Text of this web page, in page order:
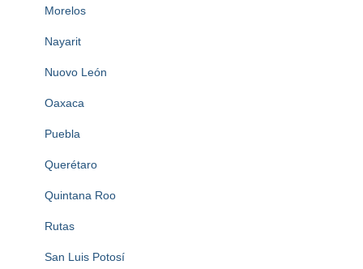
Morelos
Nayarit
Nuovo León
Oaxaca
Puebla
Querétaro
Quintana Roo
Rutas
San Luis Potosí